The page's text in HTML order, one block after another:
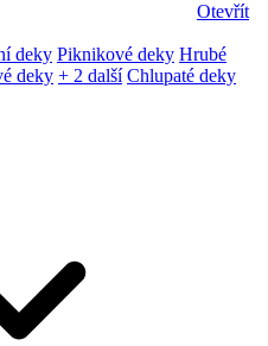
Otevřít
deky Piknikové deky Hrubé
deky + 2 další Chlupaté deky